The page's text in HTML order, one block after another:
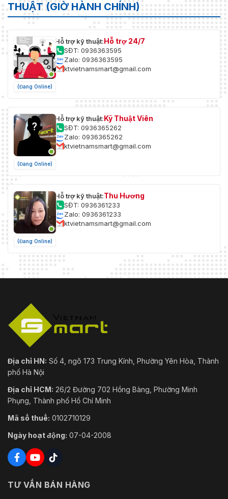
THUẬT (GIỜ HÀNH CHÍNH)
(Đang Online)
Hỗ trợ kỹ thuật:Hỗ trợ 24/7
SĐT: 0936363595
Zalo: 0936363595
ktvietnamsmart@gmail.com
(Đang Online)
Hỗ trợ kỹ thuật:Kỹ Thuật Viên
SĐT: 0936365262
Zalo: 0936365262
ktvietnamsmart@gmail.com
(Đang Online)
Hỗ trợ kỹ thuật:Thu Hương
SĐT: 0936361233
Zalo: 0936361233
ktvietnamsmart@gmail.com
Địa chỉ HN: Số 4, ngõ 173 Trung Kính, Phường Yên Hòa, Thành
phố Hà Nội
Địa chỉ HCM: 26/2 Đường 702 Hồng Bàng, Phường Minh
Phụng, Thành phố Hồ Chí Minh
Mã số thuế: 0102710129
Ngày hoạt động: 07-04-2008
TƯ VẤN BÁN HÀNG